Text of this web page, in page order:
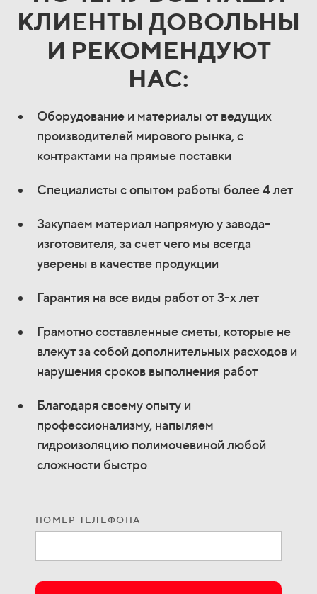
КЛИЕНТЫ ДОВОЛЬНЫ
И РЕКОМЕНДУЮТ
НАС:
Оборудование и материалы от ведущих
производителей мирового рынка, с
контрактами на прямые поставки
Специалисты с опытом работы более 4 лет
Закупаем материал напрямую у завода-
изготовителя, за счет чего мы всегда
уверены в качестве продукции
Гарантия на все виды работ от 3-х лет
Грамотно составленные сметы, которые не
влекут за собой дополнительных расходов и
нарушения сроков выполнения работ
Благодаря своему опыту и
профессионализму, напыляем
гидроизоляцию полимочевиной любой
сложности быстро
НОМЕР ТЕЛЕФОНА